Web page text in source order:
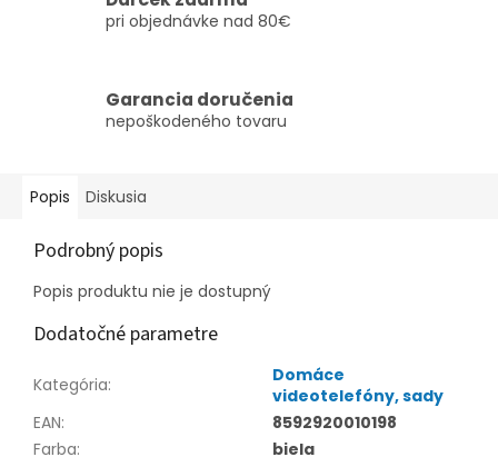
pri objednávke nad 80€
Garancia doručenia
nepoškodeného tovaru
Popis Diskusia
Podrobný popis
Popis produktu nie je dostupný
Dodatočné parametre
Kategória:
Domáce
videotelefóny, sady
EAN:
8592920010198
Farba:
biela